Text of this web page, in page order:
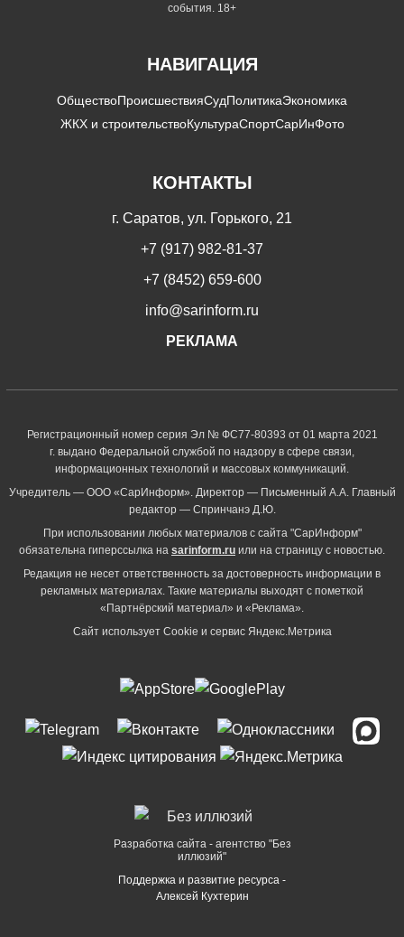
события. 18+
НАВИГАЦИЯ
ОбществоПроисшествияСудПолитикаЭкономика
ЖКХ и строительствоКультураСпортСарИнФото
КОНТАКТЫ
г. Саратов, ул. Горького, 21
+7 (917) 982-81-37
+7 (8452) 659-600
info@sarinform.ru
РЕКЛАМА
Регистрационный номер серия Эл № ФС77-80393 от 01 марта 2021
г. выдано Федеральной службой по надзору в сфере связи,
информационных технологий и массовых коммуникаций.
Учредитель — ООО «СарИнформ». Директор — Письменный А.А. Главный
редактор — Спринчанэ Д.Ю.
При использовании любых материалов с сайта "СарИнформ"
обязательна гиперссылка на sarinform.ru или на страницу с новостью.
Редакция не несет ответственность за достоверность информации в
рекламных материалах. Такие материалы выходят с пометкой
«Партнёрский материал» и «Реклама».
Сайт использует Cookie и сервиc Яндекс.Метрика
Разработка сайта - агентство "Без
иллюзий"
Поддержка и развитие ресурса -
Алексей Кухтерин